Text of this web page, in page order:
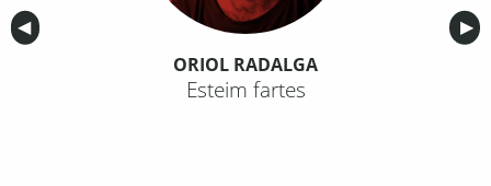
Anterior
◀︎ ▶︎
ORIOL RADALGA
Esteim fartes